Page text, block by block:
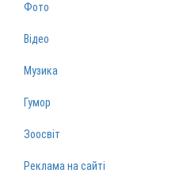
Фото
Відео
Музика
Гумор
Зоосвіт
Реклама на сайті